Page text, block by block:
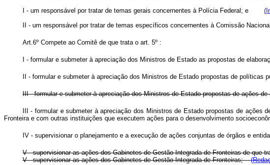
I - um responsável por tratar de temas gerais concernentes à Polícia Federal; e
II - um responsável por tratar de temas específicos concernentes à Comissão
Art.6º Compete ao Comitê de que trata o art. 5º :
I - formular e submeter à apreciação dos Ministros de Estado as propostas de
II - formular e submeter à apreciação dos Ministros de Estado propostas de
III - formular e submeter à apreciação dos Ministros de Estado propostas de ações
III - formular e submeter à apreciação dos Ministros de Estado propostas de
Fronteira e com outras instituições que executem ações para o desenvolvimento
IV - supervisionar o planejamento e a execução de ações conjuntas de órgãos e
V - supervisionar as ações dos Gabinetes de Gestão Integrada de Fronteiras de que
V - supervisionar as ações dos Gabinetes de Gestão Integrada de Fronteiras;